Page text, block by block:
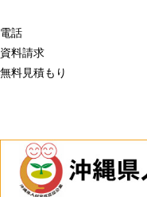
電話
資料請求
無料見積もり